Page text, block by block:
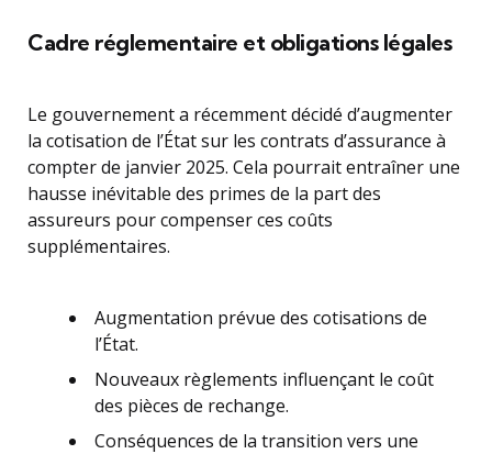
Cadre réglementaire et obligations légales
Le gouvernement a récemment décidé d’augmenter
la cotisation de l’État sur les contrats d’assurance à
compter de janvier 2025. Cela pourrait entraîner une
hausse inévitable des primes de la part des
assureurs pour compenser ces coûts
supplémentaires.
Augmentation prévue des cotisations de
l’État.
Nouveaux règlements influençant le coût
des pièces de rechange.
Conséquences de la transition vers une